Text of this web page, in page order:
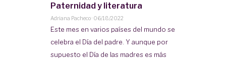
Paternidad y literatura
Adriana Pacheco· 06/18/2022
Este mes en varios países del mundo se
celebra el Día del padre. Y aunque por
supuesto el Día de las madres es más